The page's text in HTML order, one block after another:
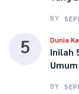
BY
5 Dunia
Inilah
BY